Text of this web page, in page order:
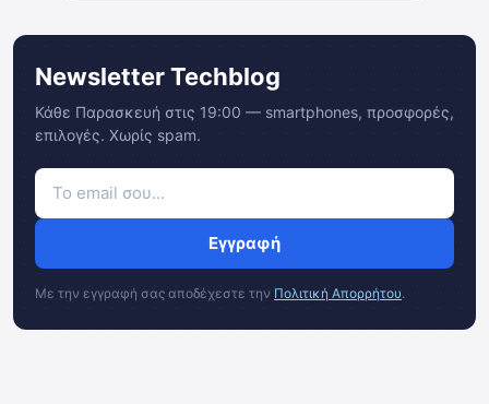
Newsletter Techblog
Κάθε Παρασκευή στις 19:00 — smartphones, προσφορές,
επιλογές. Χωρίς spam.
Εγγραφή
Με την εγγραφή σας αποδέχεστε την Πολιτική Απορρήτου.